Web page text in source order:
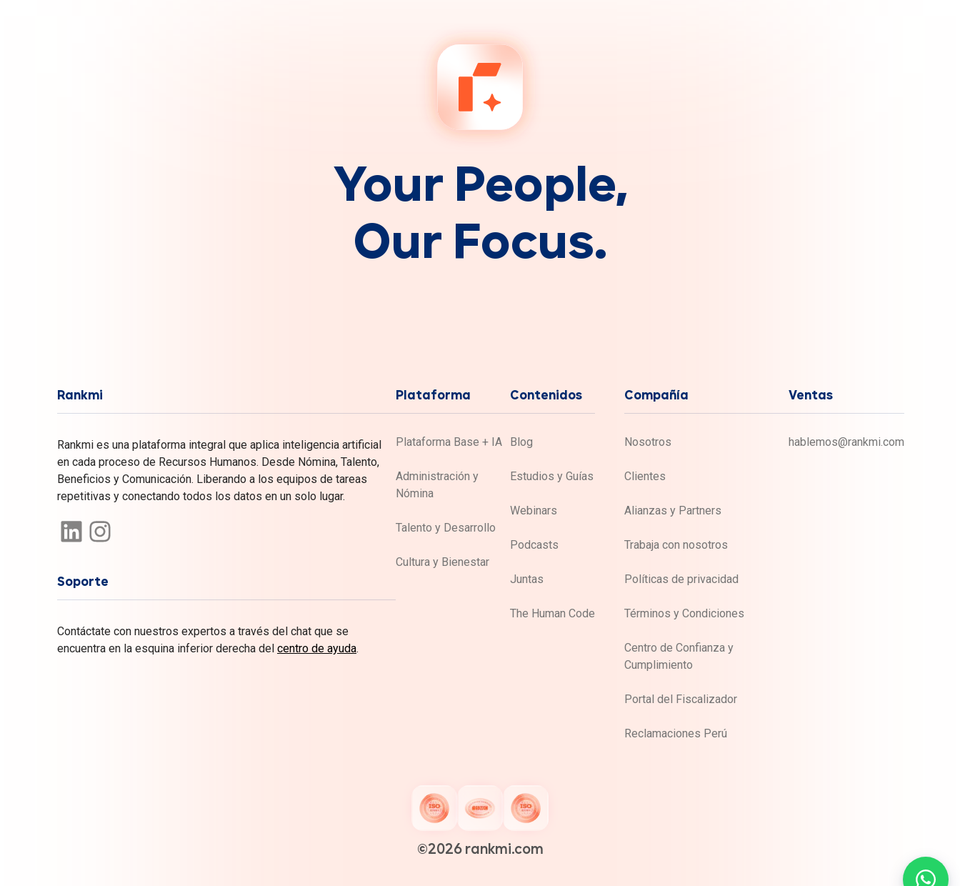
Your Peop e,
Our Focus.
Rankmi
Rankmi es una plataforma integral que aplica inteligencia artificial
en cada proceso de Recursos Humanos. Desde Nómina, Talento,
Beneficios y Comunicación. Liberando a los equipos de tareas
repetitivas y conectando todos los datos en un solo lugar.
Soporte
Contáctate con nuestros expertos a través del chat que se
encuentra en la esquina inferior derecha del centro de ayuda.
Plataforma
Plataforma Base + IA
Administración y
Nómina
Talento y Desarrollo
Cultura y Bienestar
Contenidos
Blog
Estudios y Guías
Webinars
Podcasts
Juntas
The Human Code
Compañía
Nosotros
Clientes
Alianzas y Partners
Trabaja con nosotros
Políticas de privacidad
Términos y Condiciones
Centro de Confianza y
Cumplimiento
Portal del Fiscalizador
Reclamaciones Perú
Ventas
hablemos@rankmi.com
©️2026 rankmi.com